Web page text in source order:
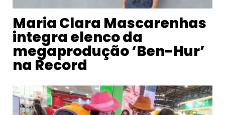
Maria Clara Mascarenhas
integra elenco da
megaprodução ‘Ben-Hur’
na Record